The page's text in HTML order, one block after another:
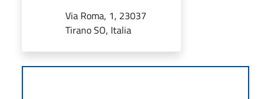
Via Roma, 1, 23037
Tirano SO, Italia